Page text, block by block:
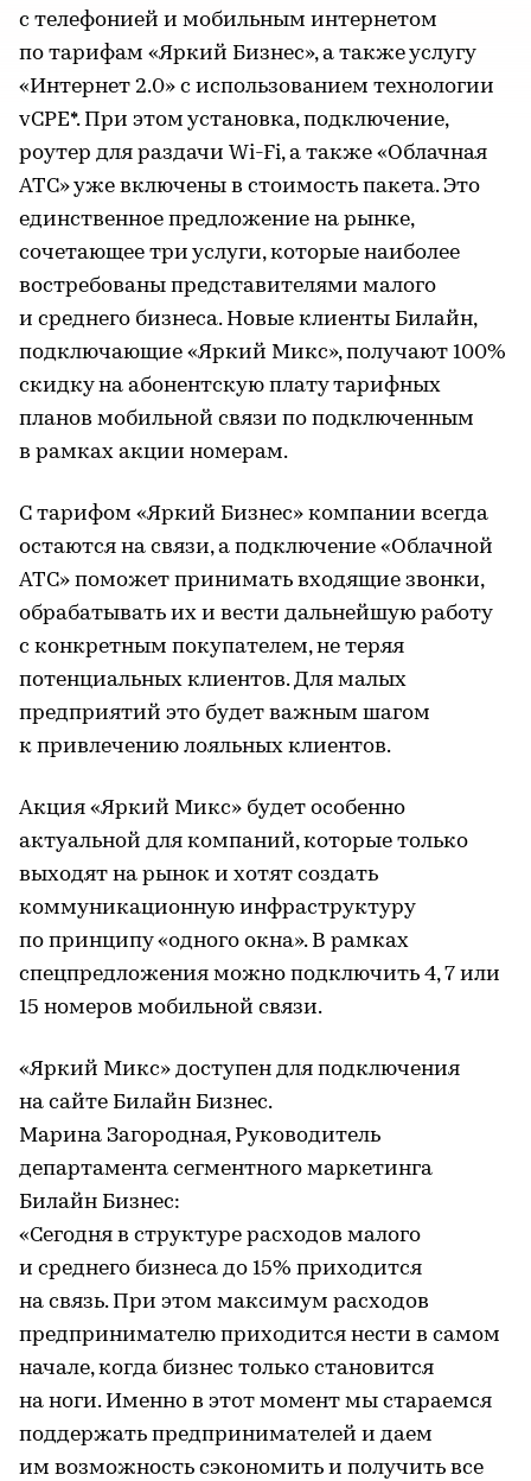
с телефонией и мобильным интернетом
по тарифам «Яркий Бизнес», а также услугу
«Интернет 2.0» с использованием технологии
vCPE*. При этом установка, подключение,
роутер для раздачи Wi-Fi, а также «Облачная
АТС» уже включены в стоимость пакета. Это
единственное предложение на рынке,
сочетающее три услуги, которые наиболее
востребованы представителями малого
и среднего бизнеса. Новые клиенты Билайн,
подключающие «Яркий Микс», получают 100%
скидку на абонентскую плату тарифных
планов мобильной связи по подключенным
в рамках акции номерам.
С тарифом «Яркий Бизнес» компании всегда
остаются на связи, а подключение «Облачной
АТС» поможет принимать входящие звонки,
обрабатывать их и вести дальнейшую работу
с конкретным покупателем, не теряя
потенциальных клиентов. Для малых
предприятий это будет важным шагом
к привлечению лояльных клиентов.
Акция «Яркий Микс» будет особенно
актуальной для компаний, которые только
выходят на рынок и хотят создать
коммуникационную инфраструктуру
по принципу «одного окна». В рамках
спецпредложения можно подключить 4, 7 или
15 номеров мобильной связи.
«Яркий Микс» доступен для подключения
на сайте Билайн Бизнес.
Марина Загородная, Руководитель
департамента сегментного маркетинга
Билайн Бизнес:
«Сегодня в структуре расходов малого
и среднего бизнеса до 15% приходится
на связь. При этом максимум расходов
предпринимателю приходится нести в самом
начале, когда бизнес только становится
на ноги. Именно в этот момент мы стараемся
поддержать предпринимателей и даем
им возможность сэкономить и получить все